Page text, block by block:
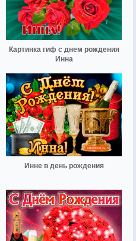
Картинка гиф с днем рождения
Инна
Инне в день рождения